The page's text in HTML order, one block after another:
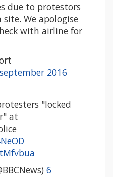
due to protestors
site. We apologise
with airline for
2016
"locked
at
6